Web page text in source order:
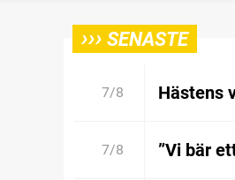
››› SENASTE
7/8 Hästens
7/8 ”Vi bär